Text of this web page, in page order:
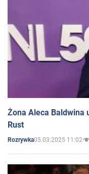
Żona Aleca Baldwina
Rust
Rozrywka05.03.2025 11:02